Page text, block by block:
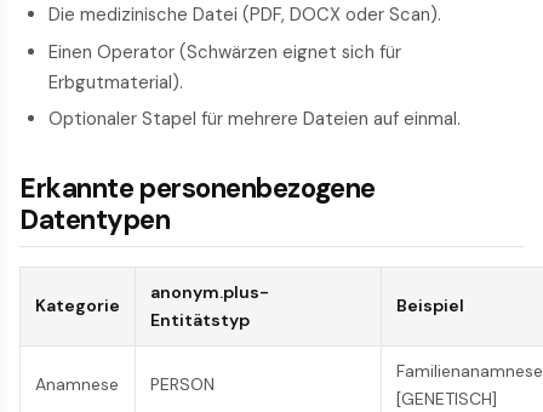
Die medizinische Datei (PDF, DOCX oder Scan).
Einen Operator (Schwärzen eignet sich für
Erbgutmaterial).
Optionaler Stapel für mehrere Dateien auf einmal.
Erkannte personenbezogene
Datentypen
Kategorie
anonym.plus-
Entitätstyp
Beispiel
Anamnese PERSON
[GENETISCH]